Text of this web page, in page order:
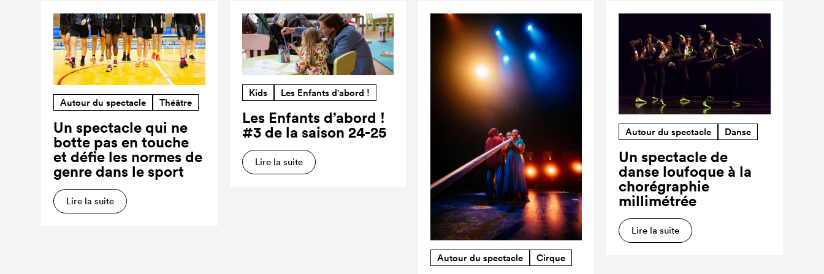
Autour du spectacle Théâtre
Un spectacle qui ne
botte pas en touche
et défie les normes de
genre dans le sport
Lire la suite
Kids Les Enfants d'abord !
Les Enfants d’abord !
#3 de la saison 24-25
Lire la suite
Autour du spectacle Cirque
Autour du spectacle Danse
Un spectacle de
danse loufoque à la
chorégraphie
millimétrée
Lire la suite